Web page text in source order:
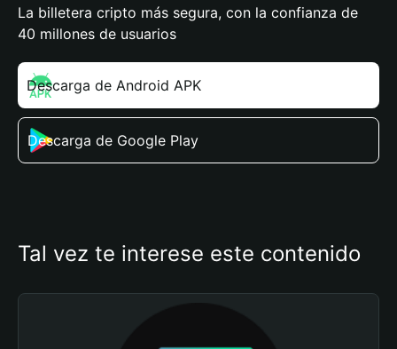
La billetera cripto más segura, con la confianza de
40 millones de usuarios
Descarga de Android APK
Descarga de Google Play
Tal vez te interese este contenido